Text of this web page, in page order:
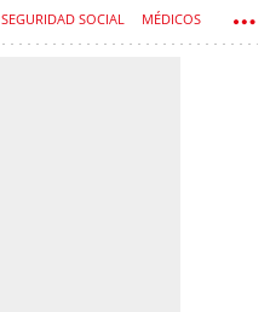
SEGURIDAD SOCIAL MÉDICOS